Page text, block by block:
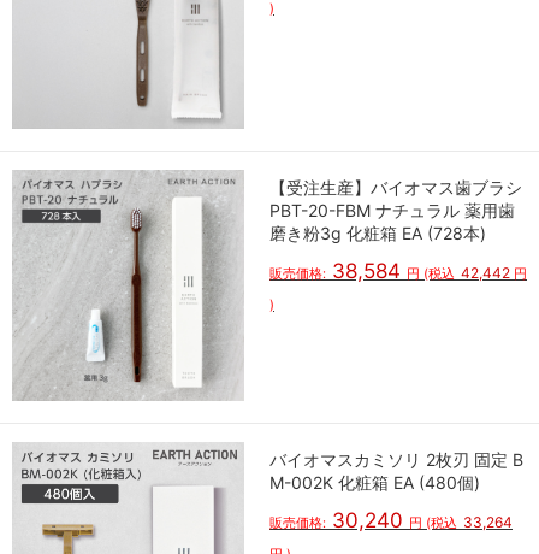
)
【受注生産】バイオマス歯ブラシ
PBT-20-FBM ナチュラル 薬用歯
磨き粉3g 化粧箱 EA (728本)
販売価格: 38,584 円 (税込 42,442 円
)
バイオマスカミソリ 2枚刃 固定 B
M-002K 化粧箱 EA (480個)
販売価格: 30,240 円 (税込 33,264